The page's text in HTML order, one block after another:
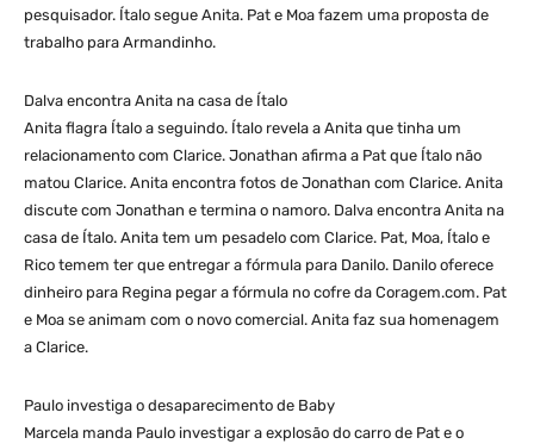
pesquisador. Ítalo segue Anita. Pat e Moa fazem uma proposta de
trabalho para Armandinho.
Dalva encontra Anita na casa de Ítalo
Anita flagra Ítalo a seguindo. Ítalo revela a Anita que tinha um
relacionamento com Clarice. Jonathan afirma a Pat que Ítalo não
matou Clarice. Anita encontra fotos de Jonathan com Clarice. Anita
discute com Jonathan e termina o namoro. Dalva encontra Anita na
casa de Ítalo. Anita tem um pesadelo com Clarice. Pat, Moa, Ítalo e
Rico temem ter que entregar a fórmula para Danilo. Danilo oferece
dinheiro para Regina pegar a fórmula no cofre da Coragem.com. Pat
e Moa se animam com o novo comercial. Anita faz sua homenagem
a Clarice.
Paulo investiga o desaparecimento de Baby
Marcela manda Paulo investigar a explosão do carro de Pat e o